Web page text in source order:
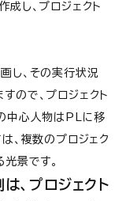
し、プロジェクト
し、その実行状況
ので、プロジェクト
中心人物はPLに移
、複数のプロジェク
景です。
、プロジェクト